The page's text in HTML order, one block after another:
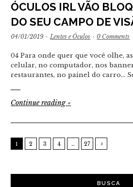
ÓCULOS IRL VÃO
DO SEU CAMPO DE
04/01/2019 · Lentes e Óculos · 0 Comments
04 Para onde quer que você olhe,
celular, no computador, nos
restaurantes, no painel do carro…
Continue reading»
1 2 3 4 … 27
BUSCA